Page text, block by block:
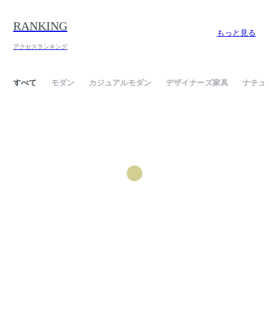
RANKING
アクセスランキング
もっと見る
すべて モダン カジュアルモダン デザイナーズ家具 ナチュ